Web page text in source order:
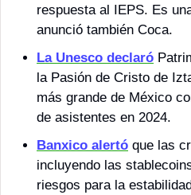
respuesta al IEPS. Es
anunció también Coca.
La Unesco declaró
la Pasión de Cristo de
más grande de México
de asistentes en 2024.
Banxico alertó que las
incluyendo las
riesgos para la